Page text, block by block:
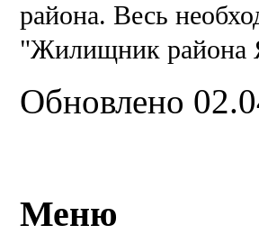
района. Весь
"Жилищник района
Обновлено
Меню